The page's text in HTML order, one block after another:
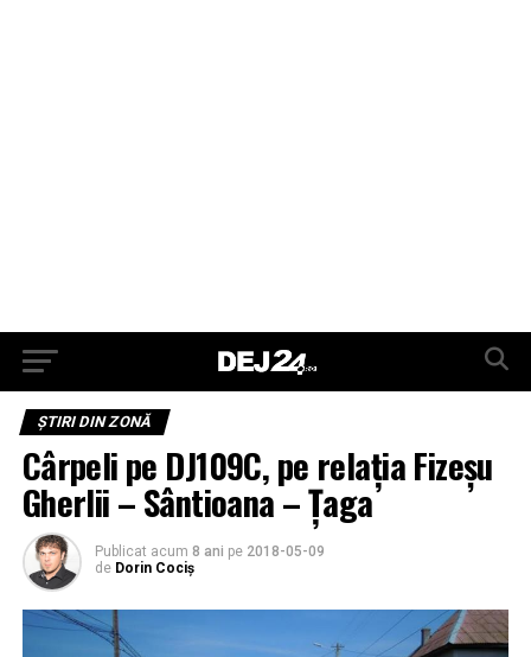
ŞTIRI DIN ZONĂ
Cârpeli pe DJ109C, pe relația Fizeșu
Gherlii – Sântioana – Ţaga
Publicat acum 8 ani pe 2018-05-09
de Dorin Cociș